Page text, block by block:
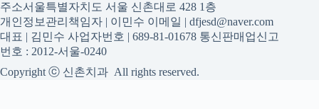
주소서울특별자치도 서울 신촌대로 428 1층
개인정보관리책임자 | 이민수 이메일 | dfjesd@naver.com
대표 | 김민수 사업자번호 | 689-81-01678 통신판매업신고
번호 : 2012-서울-0240
Copyright ⓒ 신촌치과 All rights reserved.